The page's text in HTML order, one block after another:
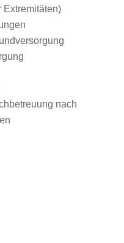
Extremitäten)
nach